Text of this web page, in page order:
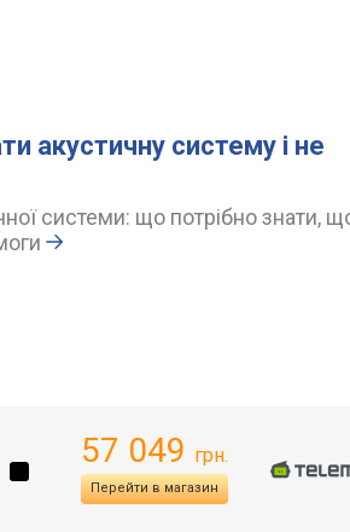
акустичну систему і не
системи: що потрібно знати,
57 049 грн.
Перейти в магазин